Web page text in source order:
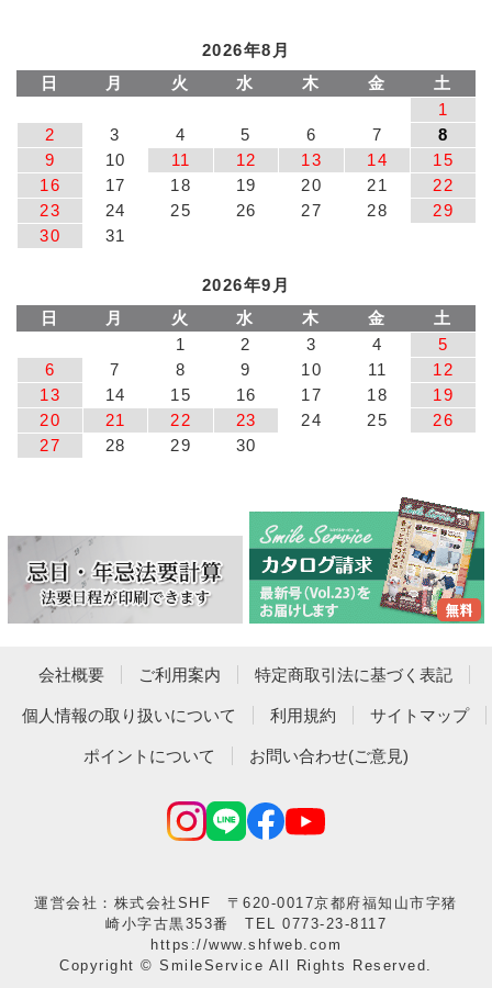
2026年8月
日
月 火 水 木 金
土
1
2
3 4 5 6 7
8
9
10 11 12 13 14
15
16
17 18 19 20 21
22
23
24 25 26 27 28
29
30
31
2026年9月
日
月 火 水 木 金
土
1
2 3 4
5
6
7 8 9 10 11
12
13
14 15 16 17 18
19
20
21 22 23 24 25
26
27
28 29 30
会社概要 ご利用案内 特定商取引法に基づく表記
個人情報の取り扱いについて 利用規約 サイトマップ
ポイントについて お問い合わせ(ご意見)
運営会社：株式会社SHF 〒620-0017京都府福知山市字猪
崎小字古黒353番 TEL 0773-23-8117
https://www.shfweb.com
Copyright © SmileService All Rights Reserved.